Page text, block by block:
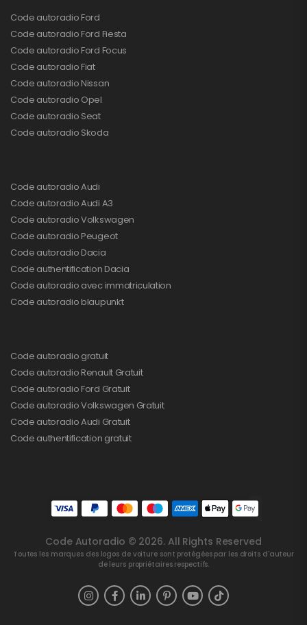
Code autoradio Ford
Code autoradio Ford Fiesta
Code autoradio Ford Focus
Code autoradio Fiat
Code autoradio Nissan
Code autoradio Opel
Code autoradio Seat
Code autoradio Skoda
Code autoradio Audi
Code autoradio Audi A3
Code autoradio Volkswagen
Code autoradio Peugeot
Code autoradio Dacia
Code authentification Dacia
Code autoradio avec immatriculation
Code autoradio blaupunkt
Code autoradio gratuit
Code autoradio Renault Gratuit
Code autoradio Ford Gratuit
Code autoradio Volkswagen Gratuit
Code autoradio Audi Gratuit
Code authentification gratuit
Code Autoradio © 2026. All Rights Reserved
Toutes les marques des logos de voiture sont protégées par les droits d'auteur
de leurs propriétaires respectifs.